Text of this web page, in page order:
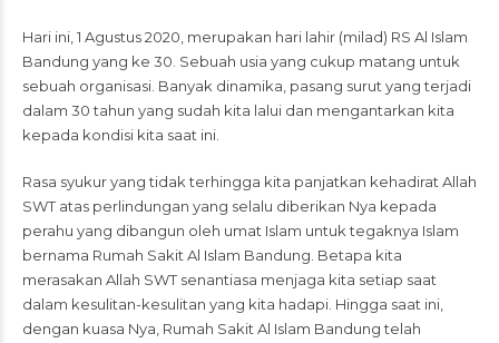
Hari ini, 1 Agustus 2020, merupakan hari lahir (milad) RS Al Islam
Bandung yang ke 30. Sebuah usia yang cukup matang untuk
sebuah organisasi. Banyak dinamika, pasang surut yang terjadi
dalam 30 tahun yang sudah kita lalui dan mengantarkan kita
kepada kondisi kita saat ini.
Rasa syukur yang tidak terhingga kita panjatkan kehadirat Allah
SWT atas perlindungan yang selalu diberikan Nya kepada
perahu yang dibangun oleh umat Islam untuk tegaknya Islam
bernama Rumah Sakit Al Islam Bandung. Betapa kita
merasakan Allah SWT senantiasa menjaga kita setiap saat
dalam kesulitan-kesulitan yang kita hadapi. Hingga saat ini,
dengan kuasa Nya, Rumah Sakit Al Islam Bandung telah